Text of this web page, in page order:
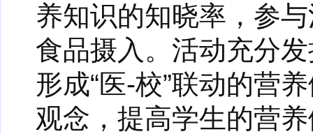
养知识的知晓率，参
食品摄入。活动充分
形成“医-校”联动的营
观念，提高学生的营